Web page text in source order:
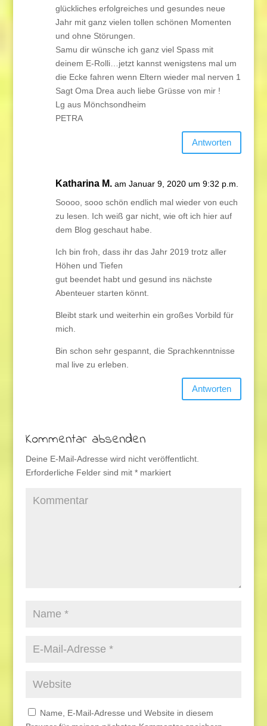
glückliches erfolgreiches und gesundes neue
Jahr mit ganz vielen tollen schönen Momenten
und ohne Störungen.
Samu dir wünsche ich ganz viel Spass mit
deinem E-Rolli…jetzt kannst wenigstens mal um
die Ecke fahren wenn Eltern wieder mal nerven 1
Sagt Oma Drea auch liebe Grüsse von mir !
Lg aus Mönchsondheim
PETRA
Antworten
Katharina M. am Januar 9, 2020 um 9:32 p.m.
Soooo, sooo schön endlich mal wieder von euch
zu lesen. Ich weiß gar nicht, wie oft ich hier auf
dem Blog geschaut habe.
Ich bin froh, dass ihr das Jahr 2019 trotz aller
Höhen und Tiefen
gut beendet habt und gesund ins nächste
Abenteuer starten könnt.
Bleibt stark und weiterhin ein großes Vorbild für
mich.
Bin schon sehr gespannt, die Sprachkenntnisse
mal live zu erleben.
Antworten
Kommentar absenden
Deine E-Mail-Adresse wird nicht veröffentlicht.
Erforderliche Felder sind mit *markiert
Name, E-Mail-Adresse und Website in diesem